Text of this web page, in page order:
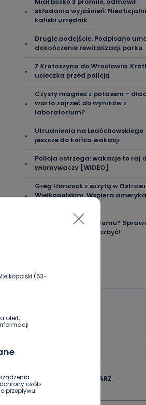
(63-
ofert,
osób
przepływu
składania wyjaśnień.
kaliski urzędnik
Drugie podejście. Podpisano
dokończenie rewitalizacji parku
Z Krotoszyna do Wrocławia.
ucieczka przed policją
Czysty magnez z potasem –
warto zajrzeć do wyników z
laboratorium?
Utrudnienia na Ledóchowskiego
jeszcze do końca wakacji
Policja ostrzega: wakacje to raj
włamywaczy [WIDEO]
Greg Hancock z wizytą w
Wielkopolskim. Wspiera
Masz karaluchy w domu?
skutecznie się ich pozbyć!
DO DYSKUSJI
DODAJ SWÓJ KOMENTARZ